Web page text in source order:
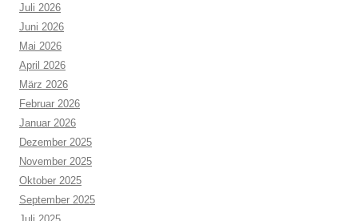
Juli 2026
Juni 2026
Mai 2026
April 2026
März 2026
Februar 2026
Januar 2026
Dezember 2025
November 2025
Oktober 2025
September 2025